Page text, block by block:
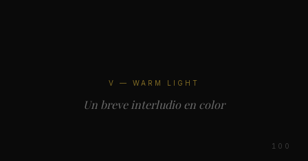
V — WARM LIGHT
Un breve interludio en color
100